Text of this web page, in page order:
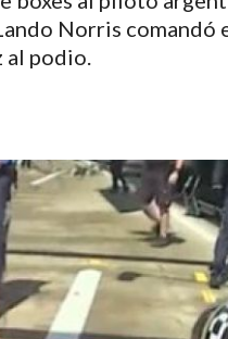
Norris comandó
al podio.